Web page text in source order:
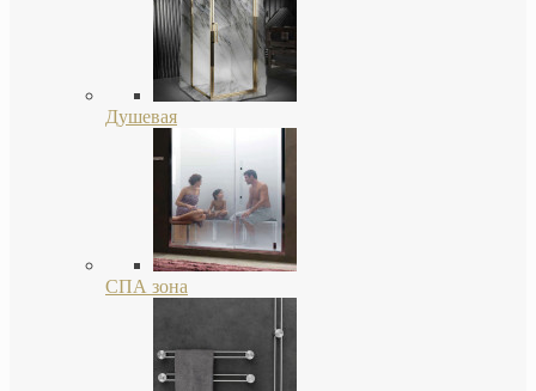
Душевая
СПА зона